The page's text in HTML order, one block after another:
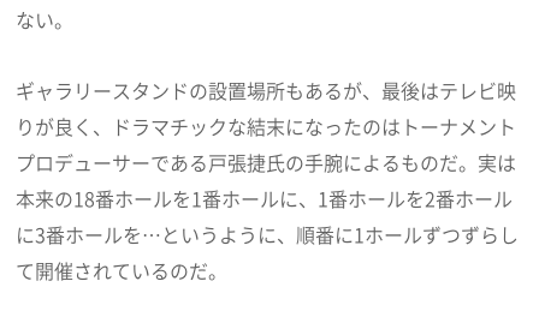
ない。
ギャラリースタンドの設置場所もあるが、最後はテレビ映
りが良く、ドラマチックな結末になったのはトーナメント
プロデューサーである戸張捷氏の手腕によるものだ。実は
本来の18番ホールを1番ホールに、1番ホールを2番ホール
に3番ホールを…というように、順番に1ホールずつずらし
て開催されているのだ。